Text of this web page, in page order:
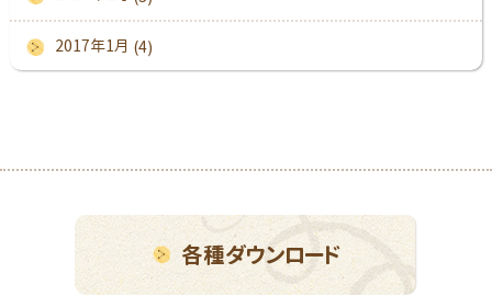
2017年1月 (4)
各種ダウンロード